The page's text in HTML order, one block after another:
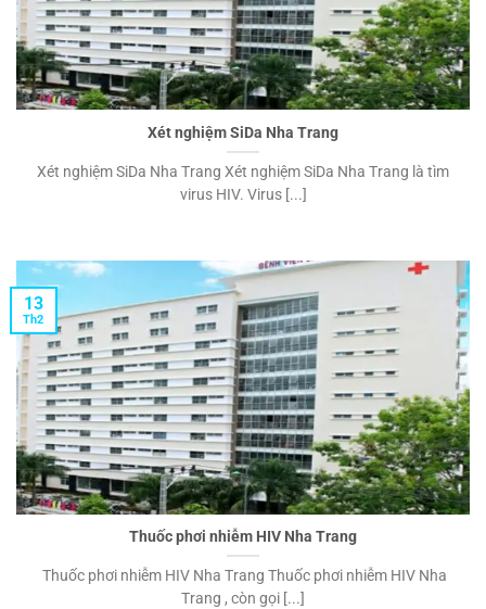
Xét nghiệm SiDa Nha Trang
Xét nghiệm SiDa Nha Trang Xét nghiệm SiDa Nha Trang là tìm
virus HIV. Virus [...]
Thuốc phơi nhiễm HIV Nha Trang
Thuốc phơi nhiễm HIV Nha Trang Thuốc phơi nhiễm HIV Nha
Trang , còn gọi [...]
13
Th2